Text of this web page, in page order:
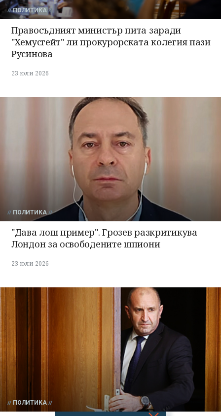
ПОЛИТИКА
Правосъдният министър пита заради
"Хемусгейт" ли прокурорската колегия пази
Русинова
23 юли 2026
ПОЛИТИКА
"Дава лош пример". Грозев разкритикува
Лондон за освободените шпиони
23 юли 2026
ПОЛИТИКА